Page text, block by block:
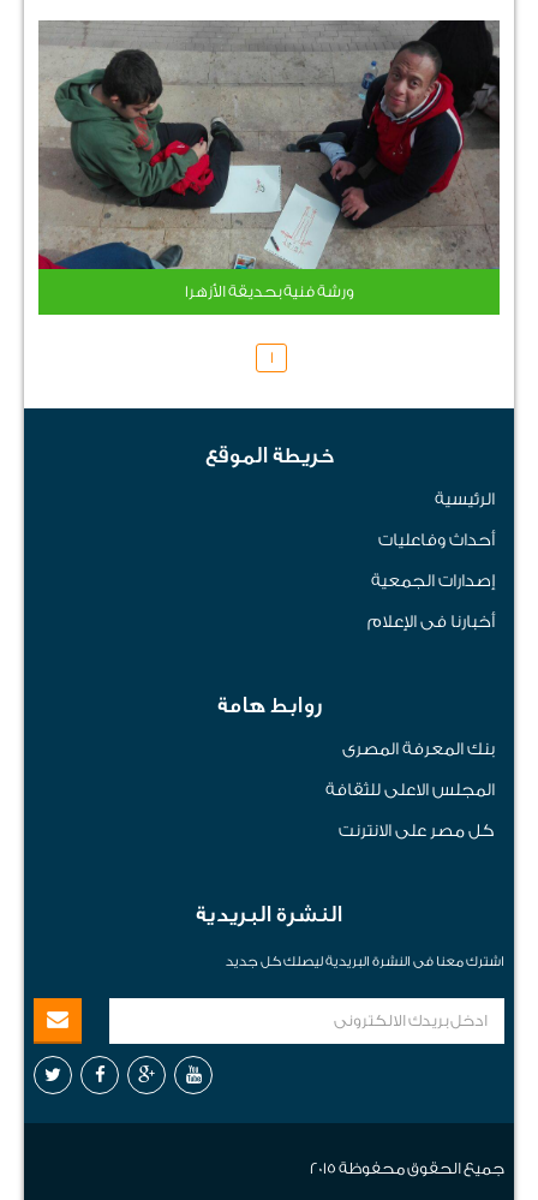
ورشة فنية بحديقة الأزهر1
1
خريطة الموقع
الرئيسية
أحداث وفاعليات
إصدارات الجمعية
أخبارنا فى الإعلام
روابط هامة
بنك المعرفة المصرى
المجلس الاعلى للثقافة
كل مصر على الانترنت
النشرة البريدية
اشترك معنا فى النشرة البريدية ليصلك كل جديد
جميع الحقوق محفوظة 2015